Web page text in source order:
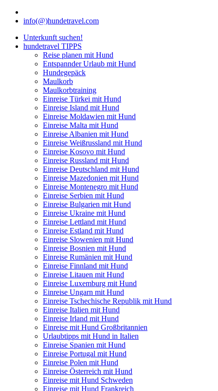
info(@)hundetravel.com
Unterkunft suchen!
hundetravel TIPPS
Reise planen mit Hund
Entspannder Urlaub mit Hund
Hundegepäck
Maulkorb
Maulkorbtraining
Einreise Türkei mit Hund
Einreise Island mit Hund
Einreise Moldawien mit Hund
Einreise Malta mit Hund
Einreise Albanien mit Hund
Einreise Weißrussland mit Hund
Einreise Kosovo mit Hund
Einreise Russland mit Hund
Einreise Deutschland mit Hund
Einreise Mazedonien mit Hund
Einreise Montenegro mit Hund
Einreise Serbien mit Hund
Einreise Bulgarien mit Hund
Einreise Ukraine mit Hund
Einreise Lettland mit Hund
Einreise Estland mit Hund
Einreise Slowenien mit Hund
Einreise Bosnien mit Hund
Einreise Rumänien mit Hund
Einreise Finnland mit Hund
Einreise Litauen mit Hund
Einreise Luxemburg mit Hund
Einreise Ungarn mit Hund
Einreise Tschechische Republik mit Hund
Einreise Italien mit Hund
Einreise Irland mit Hund
Einreise mit Hund Großbritannien
Urlaubtipps mit Hund in Italien
Einreise Spanien mit Hund
Einreise Portugal mit Hund
Einreise Polen mit Hund
Einreise Österreich mit Hund
Einreise mit Hund Schweden
Einreise mit Hund Frankreich